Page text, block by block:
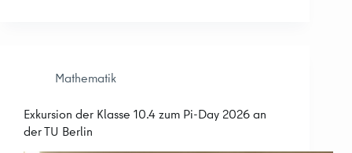
Mathematik
Exkursion der Klasse 10.4 zum Pi-Day 2026 an
der TU Berlin